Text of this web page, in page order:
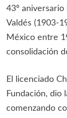
43º
Valdés (1903-
México entre
consolidación
El licenciado
Fundación, dio
comenzando